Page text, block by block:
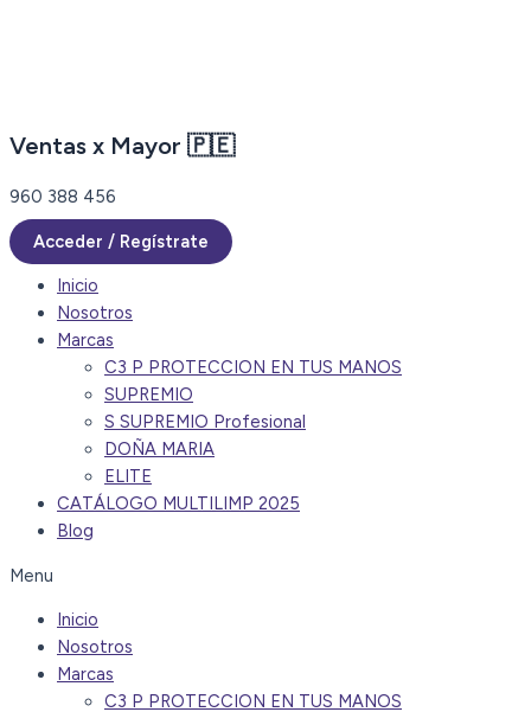
Ventas x Mayor 🇵🇪
960 388 456
Acceder / Regístrate
Inicio
Nosotros
Marcas
C3 P PROTECCION EN TUS MANOS
SUPREMIO
S SUPREMIO Profesional
DOÑA MARIA
ELITE
CATÁLOGO MULTILIMP 2025
Blog
Menu
Inicio
Nosotros
Marcas
C3 P PROTECCION EN TUS MANOS